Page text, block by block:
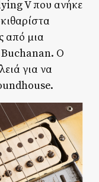
V που ανήκε
από μια
Buchanan. Ο
για να